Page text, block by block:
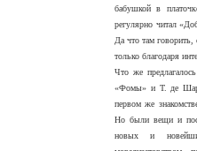
бабушкой в
регулярно читал
Да что там
только благодаря
Что же
«Фомы» и Т. де
первом же
Но были вещи и
новых и